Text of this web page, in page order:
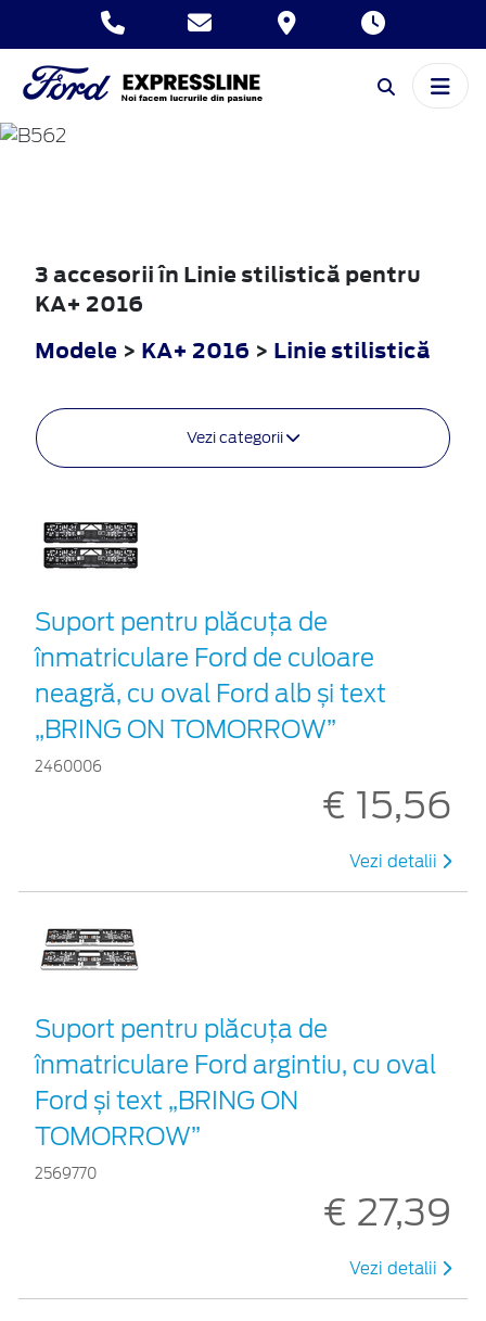
KA+
3 accesorii în Linie stilistică pentru
KA+ 2016
Modele > KA+ 2016 > Linie stilistică
Vezi categorii
Suport pentru plăcuța de
înmatriculare Ford de culoare
neagră, cu oval Ford alb și text
„BRING ON TOMORROW”
2460006
€ 15,56
Vezi detalii
Suport pentru plăcuța de
înmatriculare Ford argintiu, cu oval
Ford și text „BRING ON
TOMORROW”
2569770
€ 27,39
Vezi detalii